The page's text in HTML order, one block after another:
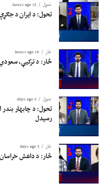
تحول 15 hours ago
تحول: د ایران د جګړې
څار 16 hours ago
څار: د ترکیې،
تحول 3 days ago
تحول: د چابهار بندر
رسېدل
څار 3 days ago
څار: د داعش خراسان